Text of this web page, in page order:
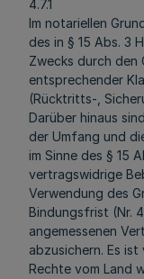
4.7.1
Im notariellen
des in § 15 Abs. 3
Zwecks durch den
entsprechender
(Rücktritts-,
Darüber hinaus
der Umfang und
im Sinne des § 15
vertragswidrige
Verwendung des
Bindungsfrist (Nr.
angemessenen
abzusichern. Es
Rechte vom Land